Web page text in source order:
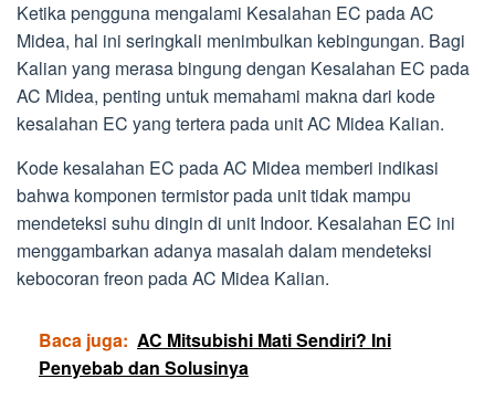
Ketika pengguna mengalami Kesalahan EC pada AC
Midea, hal ini seringkali menimbulkan kebingungan. Bagi
Kalian yang merasa bingung dengan Kesalahan EC pada
AC Midea, penting untuk memahami makna dari kode
kesalahan EC yang tertera pada unit AC Midea Kalian.
Kode kesalahan EC pada AC Midea memberi indikasi
bahwa komponen termistor pada unit tidak mampu
mendeteksi suhu dingin di unit Indoor. Kesalahan EC ini
menggambarkan adanya masalah dalam mendeteksi
kebocoran freon pada AC Midea Kalian.
Baca juga: AC Mitsubishi Mati Sendiri? Ini
Penyebab dan Solusinya